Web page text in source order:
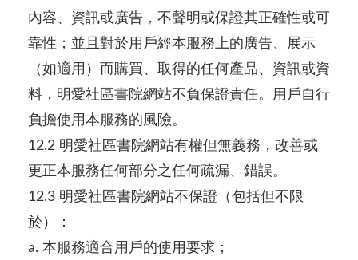
內容、資訊或廣告，不聲明或保證其正確性或可
靠性；並且對於用戶經本服務上的廣告、展示
（如適用）而購買、取得的任何產品、資訊或資
料，明愛社區書院網站不負保證責任。用戶自行
負擔使用本服務的風險。
12.2 明愛社區書院網站有權但無義務，改善或
更正本服務任何部分之任何疏漏、錯誤。
12.3 明愛社區書院網站不保證（包括但不限
於）：
a. 本服務適合用戶的使用要求；